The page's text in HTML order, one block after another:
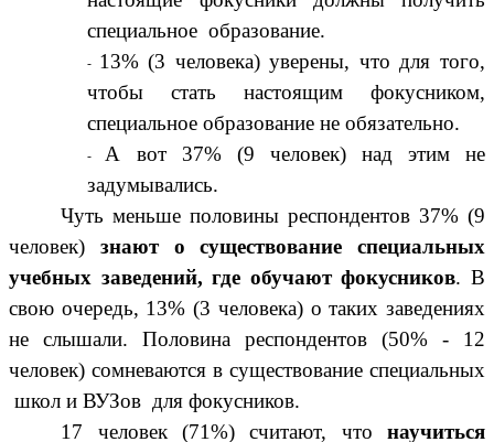
специальное образование.
13% (3 человека) уверены, что для того,
чтобы стать настоящим фокусником,
специальное образование не обязательно.
А вот 37% (9 человек) над этим не
задумывались.
Чуть меньше половины респондентов 37% (9
человек) знают о существование специальных
учебных заведений, где обучают фокусников. В
свою очередь, 13% (3 человека) о таких заведениях
не слышали. Половина респондентов (50% - 12
человек) сомневаются в существование специальных
школ и ВУЗов для фокусников.
17 человек (71%) считают, что научиться